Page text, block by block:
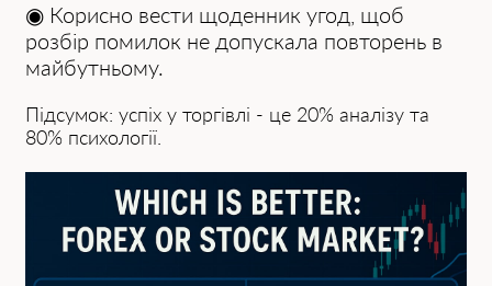
◉ Корисно вести щоденник угод, щоб
розбір помилок не допускала повторень в
майбутньому.
Підсумок: успіх у торгівлі - це 20% аналізу та
80% психології.